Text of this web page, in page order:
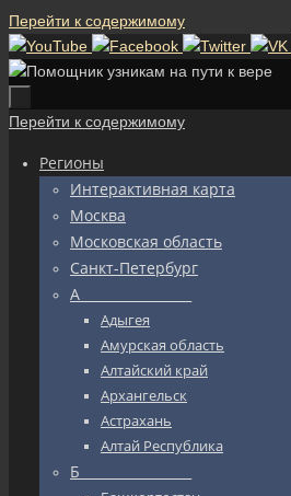
Перейти к содержимому
Перейти к содержимому
Регионы
Интерактивная карта
Москва
Московская область
Санкт-Петербург
А_________________
Адыгея
Амурская область
Алтайский край
Архангельск
Астрахань
Алтай Республика
Б_________________